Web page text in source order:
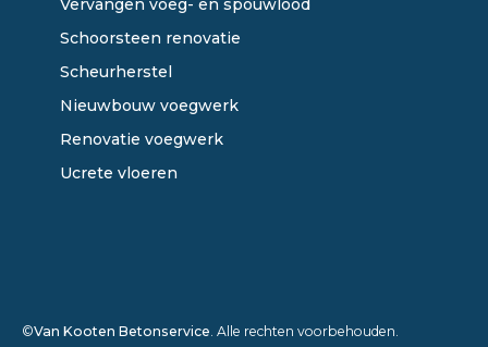
Vervangen voeg- en spouwlood
Schoorsteen renovatie
Scheurherstel
Nieuwbouw voegwerk
Renovatie voegwerk
Ucrete vloeren
©Van Kooten Betonservice . Alle rechten voorbehouden.